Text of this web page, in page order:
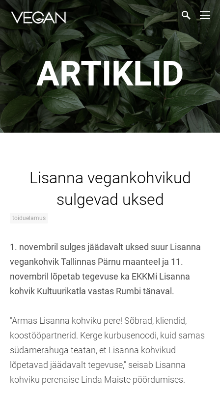
ARTIKLID
Lisanna vegankohvikud
sulgevad uksed
toiduelamus
1. novembril sulges jäädavalt uksed suur Lisanna
vegankohvik Tallinnas Pärnu maanteel ja 11.
novembril lõpetab tegevuse ka EKKMi Lisanna
kohvik Kultuurikatla vastas Rumbi tänaval.
"Armas Lisanna kohviku pere! Sõbrad, kliendid,
koostööpartnerid. Kerge kurbusenoodi, kuid samas
südamerahuga teatan, et Lisanna kohvikud
lõpetavad jäädavalt tegevuse," seisab Lisanna
kohviku perenaise Linda Maiste pöördumises.